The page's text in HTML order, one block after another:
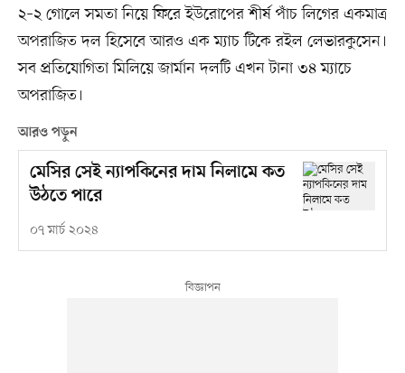
২–২ গোলে সমতা নিয়ে ফিরে ইউরোপের শীর্ষ পাঁচ লিগের একমাত্র
অপরাজিত দল হিসেবে আরও এক ম্যাচ টিকে রইল লেভারকুসেন।
সব প্রতিযোগিতা মিলিয়ে জার্মান দলটি এখন টানা ৩৪ ম্যাচে
অপরাজিত।
আরও পড়ুন
মেসির সেই ন্যাপকিনের দাম নিলামে কত
উঠতে পারে
০৭ মার্চ ২০২৪